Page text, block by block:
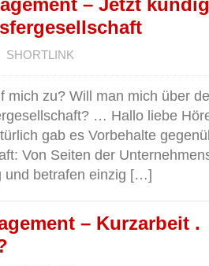
– Jetzt
SHORTLINK
mich zu? Will man mich über
… Hallo liebe
gab es Vorbehalte
Von Seiten der
und betrafen einzig […]
– Kurzarbeit .